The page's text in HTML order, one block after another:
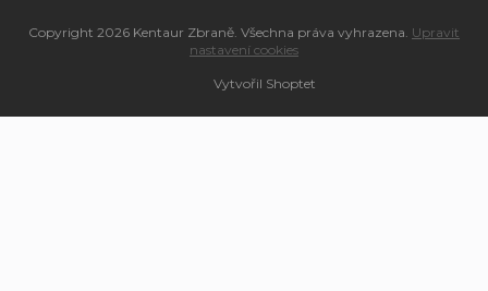
Vytvořil Shoptet
Copyright 2026 Kentaur Zbraně. Všechna práva vyhrazena. Upravit
nastavení cookies